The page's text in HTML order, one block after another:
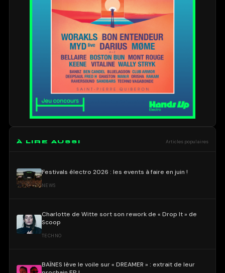
À LIRE AUSSI Articles populaires
Festivals électro 2026 : les events à faire en juin !
NEWS
Charlotte de Witte sort son rework de « Drop It » de
Scoop
TECHNO
BAÏNES lève le voile sur « DREAMER » : extrait de leur